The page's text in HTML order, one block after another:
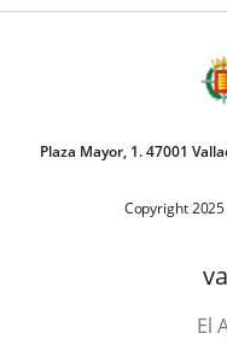
Plaza Mayor, 1. 47001
Copyright
El